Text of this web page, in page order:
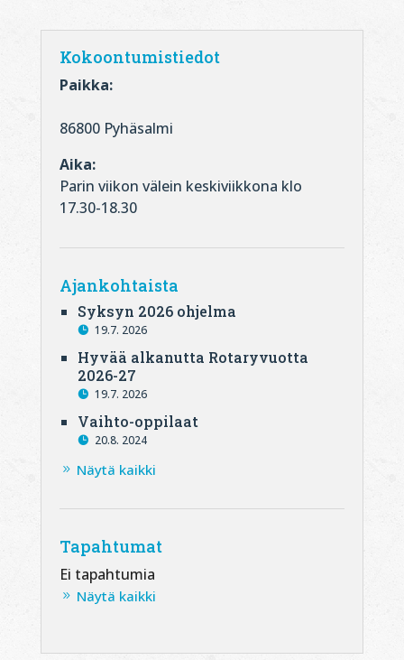
Kokoontumistiedot
Paikka:
86800 Pyhäsalmi
Aika:
Parin viikon välein keskiviikkona klo
17.30-18.30
Ajankohtaista
Syksyn 2026 ohjelma
19.7. 2026
Hyvää alkanutta Rotaryvuotta
2026-27
19.7. 2026
Vaihto-oppilaat
20.8. 2024
Näytä kaikki
Tapahtumat
Ei tapahtumia
Näytä kaikki